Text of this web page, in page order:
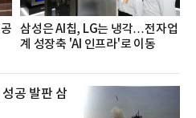
삼성은 AI칩, LG는 냉각…전자업
계 성장축 'AI 인프라'로 이동
공 발판 삼